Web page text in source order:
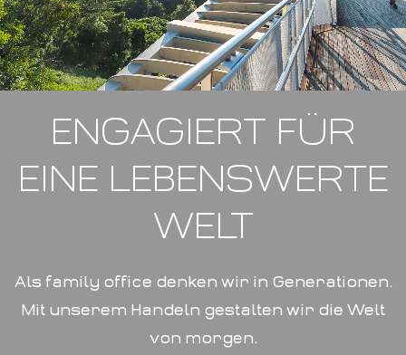
ENGAGIERT FÜR
EINE LEBENSWERTE
WELT
Als family office denken wir in Generationen.
Mit unserem Handeln gestalten wir die Welt
von morgen.